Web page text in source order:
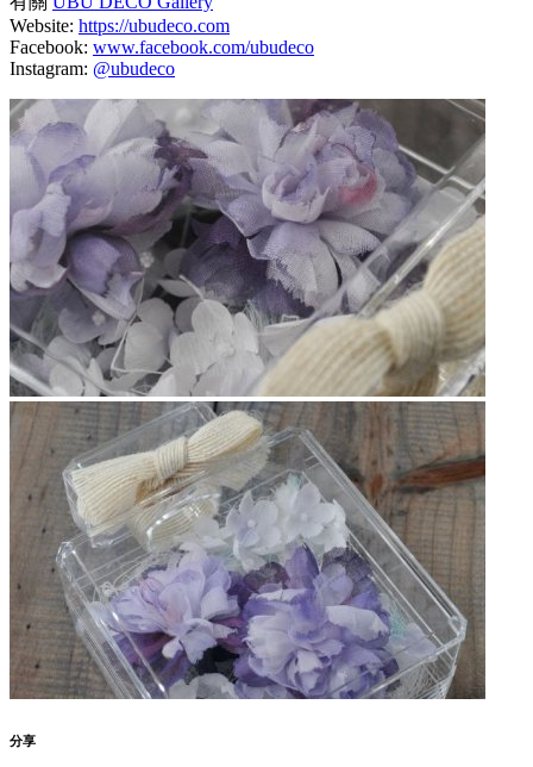
Website: https://ubudeco.com
Facebook: www.facebook.com/ubudeco
Instagram: @ubudeco
分享